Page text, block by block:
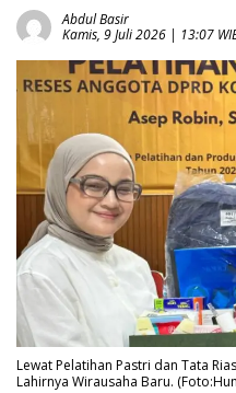
Abdul Basir
Kamis, 9 Juli 2026 | 13:07
Lewat Pelatihan Pastri dan Tata
Lahirnya Wirausaha Baru.